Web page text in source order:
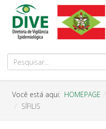
Você está aqui: HOMEPAGE
SÍFILIS